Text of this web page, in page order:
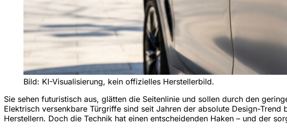
Bild: KI-Visualisierung, kein offizielles Herstellerbild.
Sie sehen futuristisch aus, glätten die Seitenlinie und sollen durch den
Elektrisch versenkbare Türgriffe sind seit Jahren der absolute Design-
Herstellern. Doch die Technik hat einen entscheidenden Haken – und der